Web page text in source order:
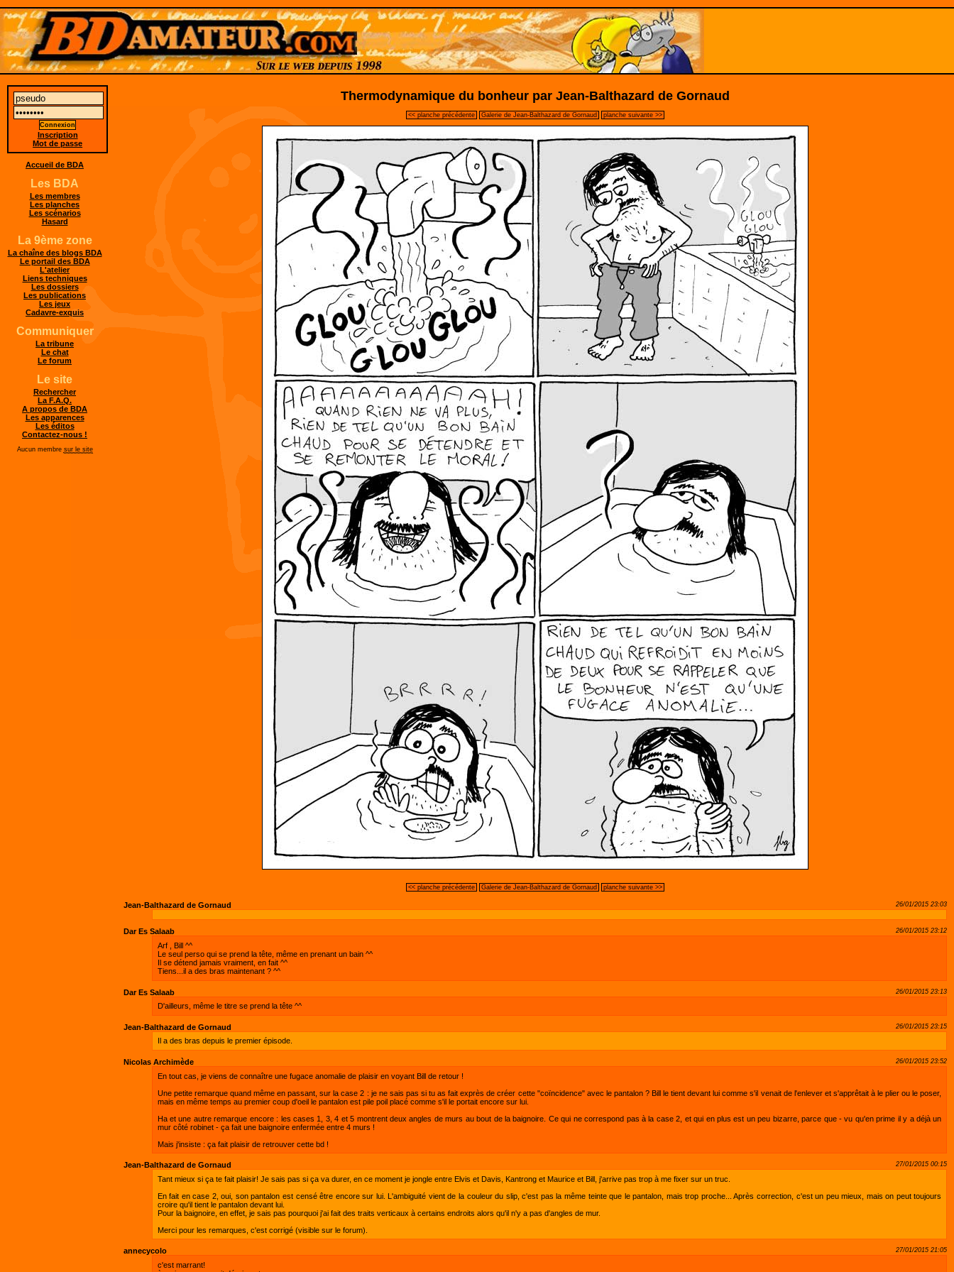
Thermodynamique du bonheur par Jean-Balthazard de Gornaud
<< planche précédente Galerie de Jean-Balthazard de Gornaud planche suivante >>
<< planche précédente Galerie de Jean-Balthazard de Gornaud planche suivante >>
26/01/2015 23:03
Jean-Balthazard de Gornaud
26/01/2015 23:12
Dar Es Salaab
Arf , Bill ^^
Le seul perso qui se prend la tête, même en prenant un bain ^^
Il se détend jamais vraiment, en fait ^^
Tiens...il a des bras maintenant ? ^^
26/01/2015 23:13
Dar Es Salaab
D'ailleurs, même le titre se prend la tête ^^
26/01/2015 23:15
Jean-Balthazard de Gornaud
Il a des bras depuis le premier épisode.
26/01/2015 23:52
Nicolas Archimède
En tout cas, je viens de connaître une fugace anomalie de plaisir en voyant Bill de retour !
Une petite remarque quand même en passant, sur la case 2 : je ne sais pas si tu as fait exprès de créer cette "coïncidence" avec le pantalon ? Bill le tient devant lui comme s'il venait de l'enlever et s'apprêtait à le plier ou le poser,
mais en même temps au premier coup d'oeil le pantalon est pile poil placé comme s'il le portait encore sur lui.
Ha et une autre remarque encore : les cases 1, 3, 4 et 5 montrent deux angles de murs au bout de la baignoire. Ce qui ne correspond pas à la case 2, et qui en plus est un peu bizarre, parce que - vu qu'en prime il y a déjà un
mur côté robinet - ça fait une baignoire enfermée entre 4 murs !
Mais j'insiste : ça fait plaisir de retrouver cette bd !
27/01/2015 00:15
Jean-Balthazard de Gornaud
Tant mieux si ça te fait plaisir! Je sais pas si ça va durer, en ce moment je jongle entre Elvis et Davis, Kantrong et Maurice et Bill, j'arrive pas trop à me fixer sur un truc.
En fait en case 2, oui, son pantalon est censé être encore sur lui. L'ambiguité vient de la couleur du slip, c'est pas la même teinte que le pantalon, mais trop proche... Après correction, c'est un peu mieux, mais on peut toujours
croire qu'il tient le pantalon devant lui.
Pour la baignoire, en effet, je sais pas pourquoi j'ai fait des traits verticaux à certains endroits alors qu'il n'y a pas d'angles de mur.
Merci pour les remarques, c'est corrigé (visible sur le forum).
27/01/2015 21:05
annecycolo
c'est marrant!
Inscription
Mot de passe
Accueil de BDA
Les BDA
Les membres
Les planches
Les scénarios
Hasard
La 9ème zone
La chaîne des blogs BDA
Le portail des BDA
L'atelier
Liens techniques
Les dossiers
Les publications
Les jeux
Cadavre-exquis
Communiquer
La tribune
Le chat
Le forum
Le site
Rechercher
La F.A.Q.
A propos de BDA
Les apparences
Les éditos
Contactez-nous !
Aucun membre sur le site